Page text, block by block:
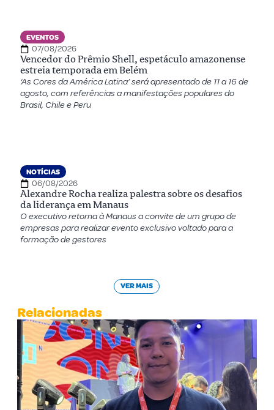
EVENTOS
07/08/2026
Vencedor do Prêmio Shell, espetáculo amazonense
estreia temporada em Belém
‘As Cores da América Latina’ será apresentado de 11 a 16 de
agosto, com referências a manifestações populares do
Brasil, Chile e Peru
NOTÍCIAS
06/08/2026
Alexandre Rocha realiza palestra sobre os desafios
da liderança em Manaus
O executivo retorna à Manaus a convite de um grupo de
empresas para realizar evento exclusivo voltado para a
formação de gestores
VER MAIS
Relacionadas